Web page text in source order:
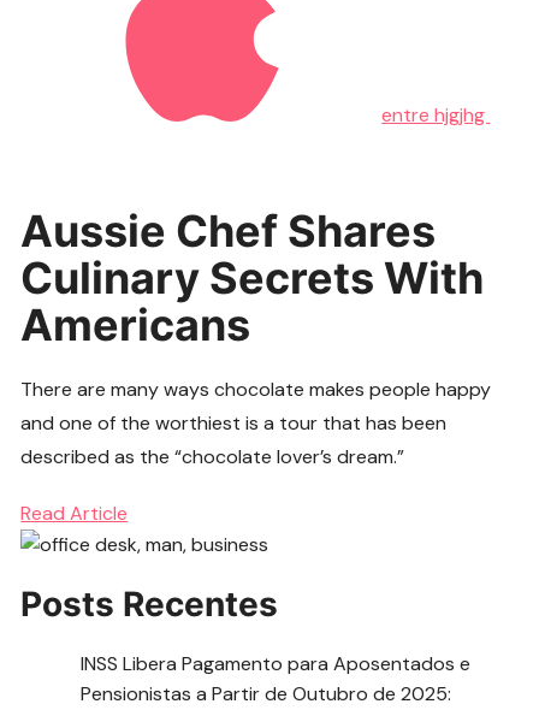
entre hjgjhg
Aussie Chef Shares
Culinary Secrets With
Americans
There are many ways chocolate makes people happy
and one of the worthiest is a tour that has been
described as the “chocolate lover’s dream.”
Read Article
Posts Recentes
INSS Libera Pagamento para Aposentados e
Pensionistas a Partir de Outubro de 2025: